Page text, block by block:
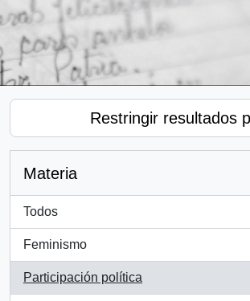
Restringir resultados
Materia
Todos
Feminismo
, 2 resultados
Participación política
, 2 resultados